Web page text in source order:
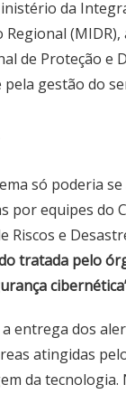
da
Regional
de Proteção e
pela gestão do
só poderia
por equipes do
Riscos e
tratada pelo
entrega dos
atingidas
da